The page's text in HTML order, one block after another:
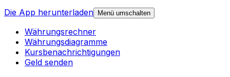
Die App herunterladen
Menü umschalten
Währungsrechner
Währungsdiagramme
Kursbenachrichtigungen
Geld senden